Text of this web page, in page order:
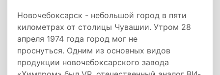
Новочебоксарск - небольшой город в пяти
километрах от столицы Чувашии. Утром 28
апреля 1974 года город мог не
проснуться. Одним из основных видов
продукции новочебоксарского завода